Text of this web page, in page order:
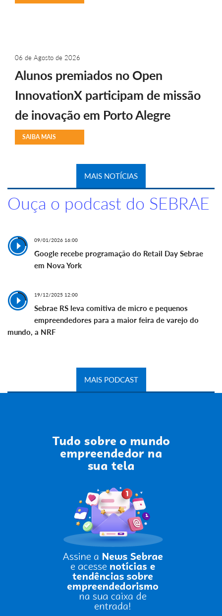
06 de Agosto de 2026
Alunos premiados no Open
InnovationX participam de missão
de inovação em Porto Alegre
SAIBA MAIS
MAIS NOTÍCIAS
Ouça o podcast do SEBRAE
09/01/2026 16:00
Google recebe programação do Retail Day Sebrae
em Nova York
19/12/2025 12:00
Sebrae RS leva comitiva de micro e pequenos
empreendedores para a maior feira de varejo do
mundo, a NRF
MAIS PODCAST